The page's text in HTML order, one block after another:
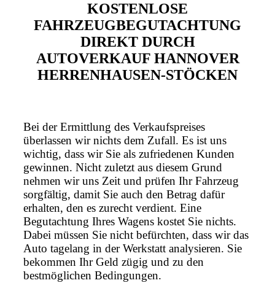
KOSTENLOSE
FAHRZEUGBEGUTACHTUNG
DIREKT DURCH
AUTOVERKAUF HANNOVER
HERRENHAUSEN-STÖCKEN
Bei der Ermittlung des Verkaufspreises
überlassen wir nichts dem Zufall. Es ist uns
wichtig, dass wir Sie als zufriedenen Kunden
gewinnen. Nicht zuletzt aus diesem Grund
nehmen wir uns Zeit und prüfen Ihr Fahrzeug
sorgfältig, damit Sie auch den Betrag dafür
erhalten, den es zurecht verdient. Eine
Begutachtung Ihres Wagens kostet Sie nichts.
Dabei müssen Sie nicht befürchten, dass wir das
Auto tagelang in der Werkstatt analysieren. Sie
bekommen Ihr Geld zügig und zu den
bestmöglichen Bedingungen.